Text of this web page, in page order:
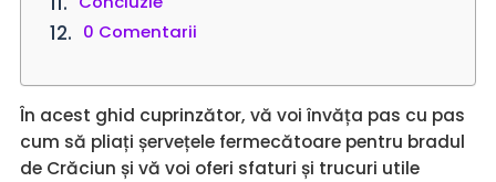
0 Comentarii
În acest ghid cuprinzător, vă voi învăța pas cu pas
cum să pliați șervețele fermecătoare pentru bradul
de Crăciun și vă voi oferi sfaturi și trucuri utile